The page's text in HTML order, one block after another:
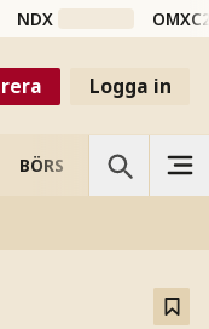
NDX
Logga in
BÖRS VETENSKAP